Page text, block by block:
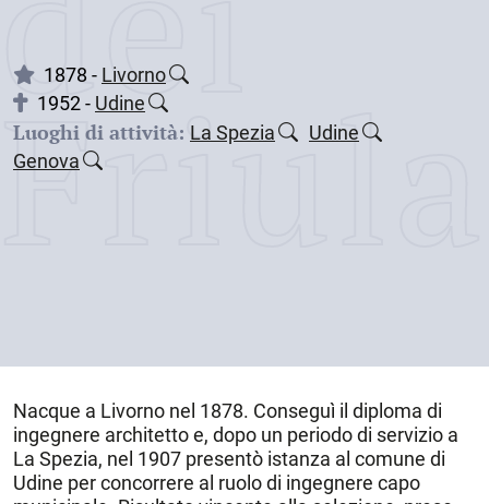
1878 - Livorno
1952 - Udine
Luoghi di attività: La Spezia
Udine
Genova
Nacque a Livorno nel 1878. Conseguì il diploma di
ingegnere architetto e, dopo un periodo di servizio a
La Spezia, nel 1907 presentò istanza al comune di
Udine per concorrere al ruolo di ingegnere capo